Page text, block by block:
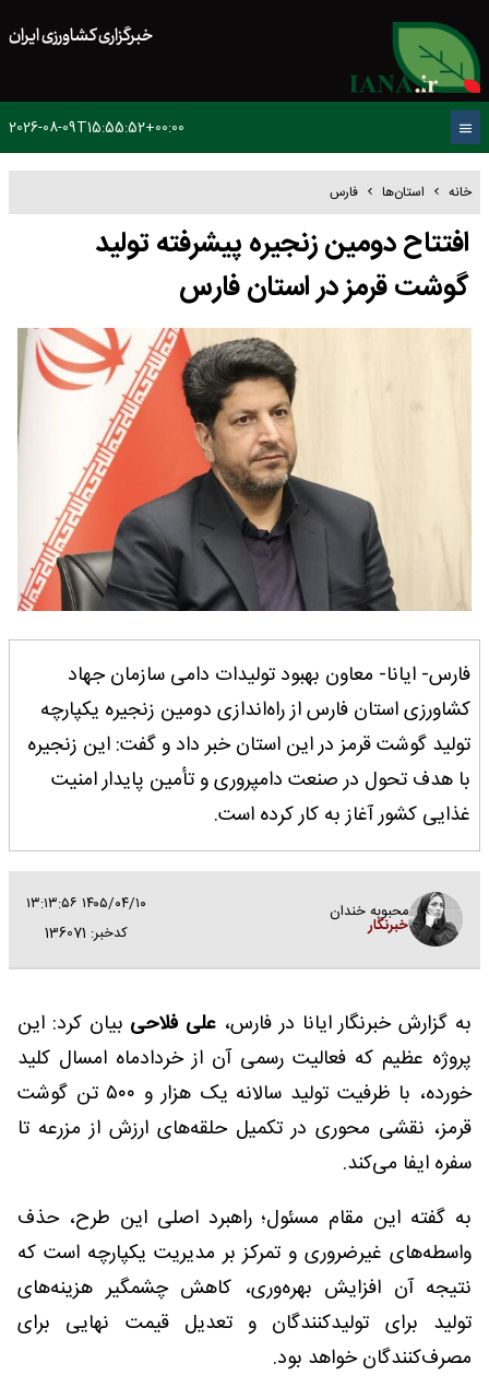
خبرگزاری کشاورزی ایران
2026-08-09T15:55:52+00:00
خانه استان‌ها فارس
افتتاح دومین زنجیره پیشرفته تولید
گوشت قرمز در استان فارس
فارس- ایانا- معاون بهبود تولیدات دامی سازمان جهاد
کشاورزی استان فارس از راه‌اندازی دومین زنجیره یکپارچه
تولید گوشت قرمز در این استان خبر داد و گفت: این زنجیره
با هدف تحول در صنعت دامپروری و تأمین پایدار امنیت
غذایی کشور آغاز به کار کرده است.
محبوبه خندان
خبرنگار
۱۴۰۵/۰۴/۱۰ ۱۳:۱۳:۵۶
کدخبر: 136071
به گزارش خبرنگار ایانا در فارس، علی فلاحی بیان کرد: این
پروژه عظیم که فعالیت رسمی آن از خردادماه امسال کلید
خورده، با ظرفیت تولید سالانه یک هزار و ۵۰۰ تن گوشت
قرمز، نقشی محوری در تکمیل حلقه‌های ارزش از مزرعه تا
سفره ایفا می‌کند.
به گفته این مقام مسئول؛ راهبرد اصلی این طرح، حذف
واسطه‌های غیرضروری و تمرکز بر مدیریت یکپارچه است که
نتیجه آن افزایش بهره‌وری، کاهش چشمگیر هزینه‌های
تولید برای تولیدکنندگان و تعدیل قیمت نهایی برای
مصرف‌کنندگان خواهد بود.